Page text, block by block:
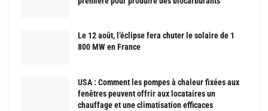
Le 12 août, l’éclipse fera chuter le solaire de 1
800 MW en France
USA : Comment les pompes à chaleur fixées aux
fenêtres peuvent offrir aux locataires un
chauffage et une climatisation efficaces